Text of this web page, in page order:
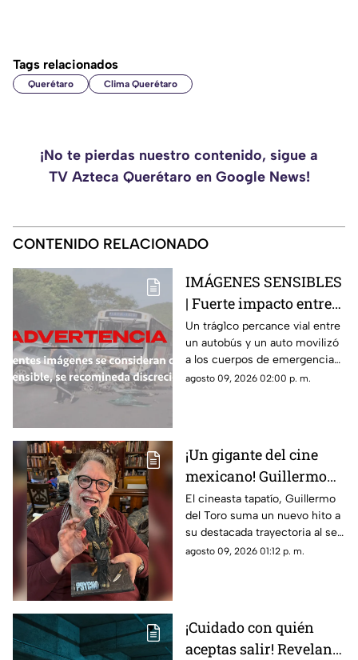
Tags relacionados
Querétaro Clima Querétaro
¡No te pierdas nuestro contenido, sigue a
TV Azteca Querétaro en Google News!
CONTENIDO RELACIONADO
IMÁGENES SENSIBLES
| Fuerte impacto entre
autobús y vehículo deja
saldo fatal y nueve
heridos
Un trág1co percance vial entre
un autobús y un auto movilizó
a los cuerpos de emergencia
en Morelos
agosto 09, 2026 02:00 p. m.
¡Un gigante del cine
mexicano! Guillermo
del Toro recibe el
Doctorado Honoris
Causa en Bellas Artes
El cineasta tapatío, Guillermo
del Toro suma un nuevo hito a
su destacada trayectoria al ser
reconocido en Los Ángeles por
agosto 09, 2026 01:12 p. m.
¡Cuidado con quién
aceptas salir! Revelan